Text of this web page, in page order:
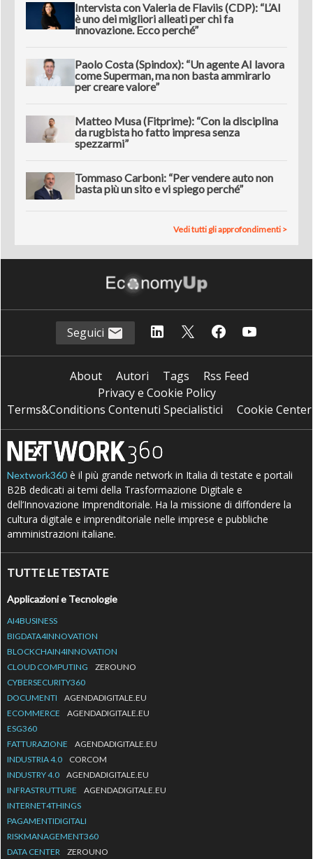
Intervista con Valeria de Flaviis (CDP): “L’AI
è uno dei migliori alleati per chi fa
innovazione. Ecco perché”
Paolo Costa (Spindox): “Un agente AI lavora
come Superman, ma non basta ammirarlo
per creare valore”
Matteo Musa (Fitprime): “Con la disciplina
da rugbista ho fatto impresa senza
spezzarmi”
Tommaso Carboni: “Per vendere auto non
basta più un sito e vi spiego perché”
Vedi tutti gli approfondimenti >
Seguici
About Autori Tags
Rss Feed
Privacy e Cookie Policy
Terms&Conditions Contenuti Specialistici
Cookie Center
Nextwork360 è il più grande network in Italia di testate e portali
B2B dedicati ai temi della Trasformazione Digitale e
dell’Innovazione Imprenditoriale. Ha la missione di diffondere la
cultura digitale e imprenditoriale nelle imprese e pubbliche
amministrazioni italiane.
TUTTE LE TESTATE
Applicazioni e Tecnologie
AI4BUSINESS
BIGDATA4INNOVATION
BLOCKCHAIN4INNOVATION
CLOUD COMPUTING
ZEROUNO
CYBERSECURITY360
DOCUMENTI
AGENDADIGITALE.EU
ECOMMERCE
AGENDADIGITALE.EU
ESG360
FATTURAZIONE
AGENDADIGITALE.EU
INDUSTRIA 4.0
CORCOM
INDUSTRY 4.0
AGENDADIGITALE.EU
INFRASTRUTTURE
AGENDADIGITALE.EU
INTERNET4THINGS
PAGAMENTIDIGITALI
RISKMANAGEMENT360
DATA CENTER
ZEROUNO